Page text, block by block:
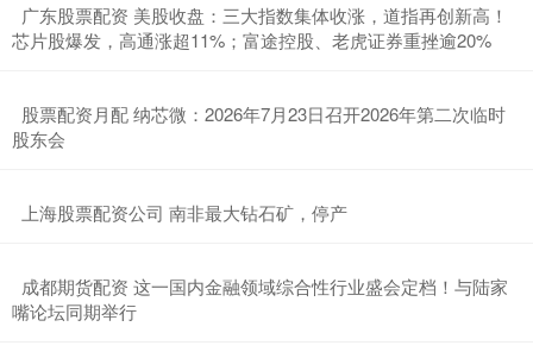
​广东股票配资 美股收盘：三大指数集体收涨，道指再创新高！
芯片股爆发，高通涨超11%；富途控股、老虎证券重挫逾20%
​股票配资月配 纳芯微：2026年7月23日召开2026年第二次临时
股东会
​上海股票配资公司 南非最大钻石矿，停产
​成都期货配资 这一国内金融领域综合性行业盛会定档！与陆家
嘴论坛同期举行